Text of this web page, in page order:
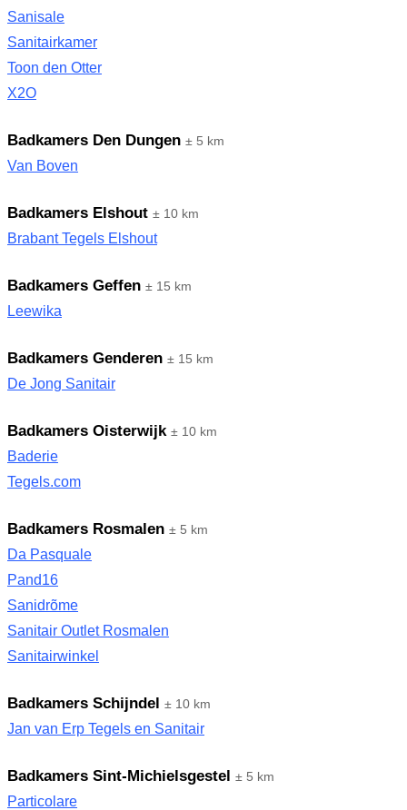
Sanisale
Sanitairkamer
Toon den Otter
X2O
Badkamers Den Dungen ± 5 km
Van Boven
Badkamers Elshout ± 10 km
Brabant Tegels Elshout
Badkamers Geffen ± 15 km
Leewika
Badkamers Genderen ± 15 km
De Jong Sanitair
Badkamers Oisterwijk ± 10 km
Baderie
Tegels.com
Badkamers Rosmalen ± 5 km
Da Pasquale
Pand16
Sanidrõme
Sanitair Outlet Rosmalen
Sanitairwinkel
Badkamers Schijndel ± 10 km
Jan van Erp Tegels en Sanitair
Badkamers Sint-Michielsgestel ± 5 km
Particolare